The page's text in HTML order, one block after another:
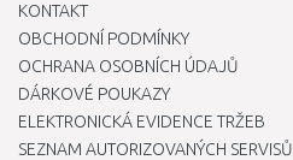
KONTAKT
OBCHODNÍ PODMÍNKY
OCHRANA OSOBNÍCH ÚDAJŮ
DÁRKOVÉ POUKAZY
ELEKTRONICKÁ EVIDENCE TRŽEB
SEZNAM AUTORIZOVANÝCH SERVISŮ